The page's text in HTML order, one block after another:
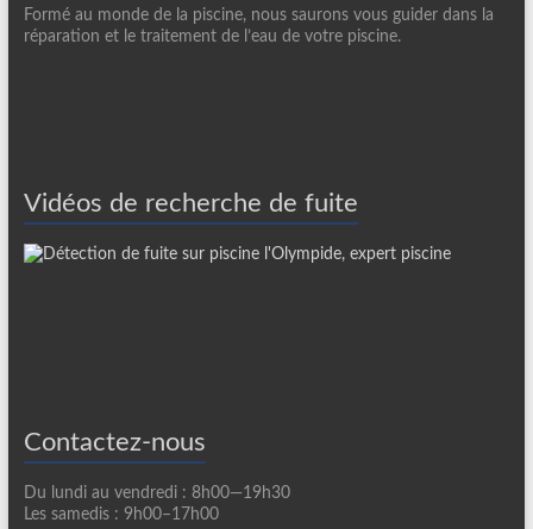
Formé au monde de la piscine, nous saurons vous guider dans la
réparation et le traitement de l’eau de votre piscine.
Vidéos de recherche de fuite
Contactez-nous
Du lundi au vendredi : 8h00—19h30
Les samedis : 9h00–17h00